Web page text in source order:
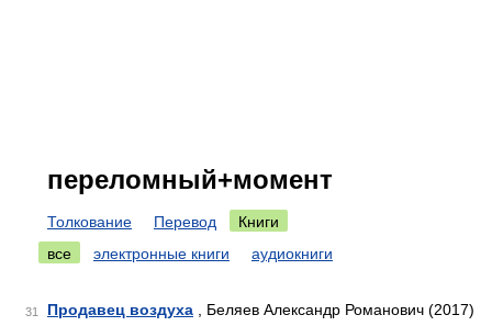
переломный+момент
Толкование Перевод
Книги
все
электронные книги аудиокниги
31 Продавец воздуха , Беляев Александр Романович (2017)